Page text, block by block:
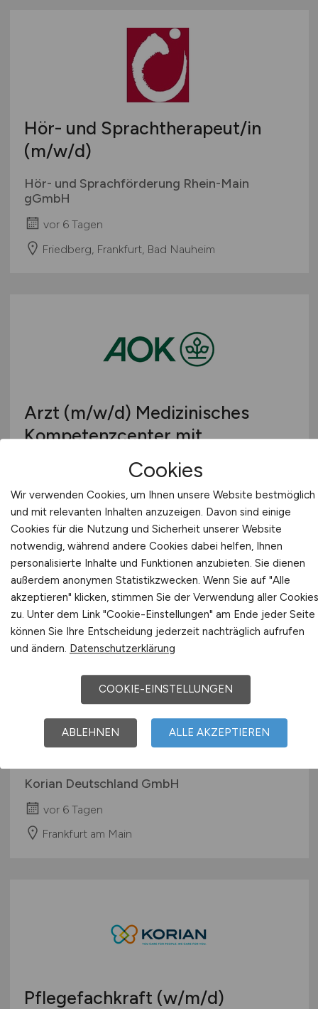
Hör- und Sprachtherapeut/in
(m/w/d)
Hör- und Sprachförderung Rhein-Main
gGmbH
vor 6 Tagen
Friedberg, Frankfurt, Bad Nauheim
Arzt (m/w/d) Medizinisches
Kompetenzcenter mit
Schwerpunkt
Krankenhausabrechnung und
Versorgung
AOK Hessen. Die Gesundheitskasse.
vor 6 Tagen
Frankfurt am Main, Fulda, Kassel, Marburg
Pflegefachkraft(w/m/d)
Korian Deutschland GmbH
vor 6 Tagen
Frankfurt am Main
Pflegefachkraft (w/m/d)
Cookies
Wir verwenden Cookies, um Ihnen unsere Website bestmöglich
und mit relevanten Inhalten anzuzeigen. Davon sind einige
Cookies für die Nutzung und Sicherheit unserer Website
notwendig, während andere Cookies dabei helfen, Ihnen
personalisierte Inhalte und Funktionen anzubieten. Sie dienen
außerdem anonymen Statistikzwecken. Wenn Sie auf "Alle
akzeptieren" klicken, stimmen Sie der Verwendung aller Cookies
zu. Unter dem Link "Cookie-Einstellungen" am Ende jeder Seite
können Sie Ihre Entscheidung jederzeit nachträglich aufrufen
und ändern. Datenschutzerklärung
COOKIE-EINSTELLUNGEN
ABLEHNEN ALLE AKZEPTIEREN